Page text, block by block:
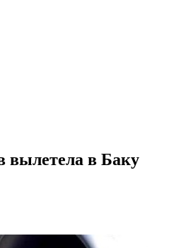
вылетела в Баку